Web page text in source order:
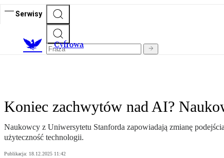
Serwisy
Cyfrowa
Koniec zachwytów nad AI?
Naukowcy z Uniwersytetu Stanforda zapowiadają zmianę
użyteczność technologii.
Publikacja: 18.12.2025 11:42